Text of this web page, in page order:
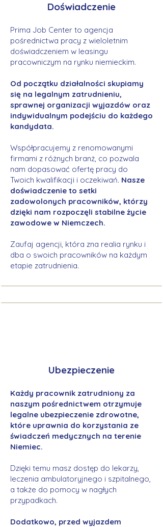
Doświadczenie
Prima Job Center to agencja
pośrednictwa pracy z wieloletnim
doświadczeniem w leasingu
pracowniczym na rynku niemieckim.
Od początku działalności skupiamy
się na legalnym zatrudnieniu,
sprawnej organizacji wyjazdów oraz
indywidualnym podejściu do każdego
kandydata.
Współpracujemy z renomowanymi
firmami z różnych branż, co pozwala
nam dopasować ofertę pracy do
Twoich kwalifikacji i oczekiwań. Nasze
doświadczenie to setki
zadowolonych pracowników, którzy
dzięki nam rozpoczęli stabilne życie
zawodowe w Niemczech.
Zaufaj agencji, która zna realia rynku i
dba o swoich pracowników na każdym
etapie zatrudnienia.
Ubezpieczenie
Każdy pracownik zatrudniony za
naszym pośrednictwem otrzymuje
legalne ubezpieczenie zdrowotne,
które uprawnia do korzystania ze
świadczeń medycznych na terenie
Niemiec.
Dzięki temu masz dostęp do lekarzy,
leczenia ambulatoryjnego i szpitalnego,
a także do pomocy w nagłych
przypadkach.
Dodatkowo, przed wyjazdem